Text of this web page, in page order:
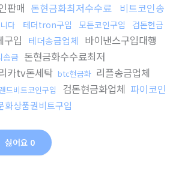
판매 돈현금화최저수수료
비트코인송
다 테더tron구입 모든코인구입
검돈현금
구입 테더송금업체 바이낸스구입대행
송금 돈현금화수수료최저
카tv돈세탁 btc현금화 리플송금업체
드비트코인구입 검돈현금화업체 파이코인
화상품권비트구입
싫어요 0